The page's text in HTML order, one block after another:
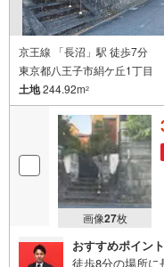
京王線 「長沼」駅 徒歩7分
東京都八王子市絹ケ丘1丁目
土地244.92m2
画像27枚
おすすめポイント
徒歩8分の場所